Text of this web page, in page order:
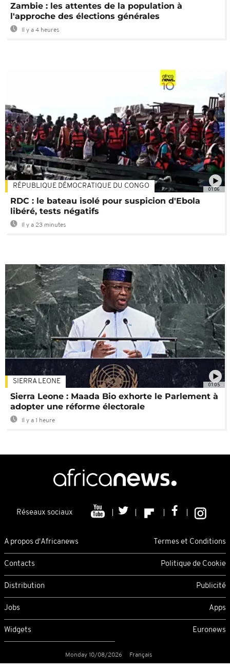
Zambie : les attentes de la population à
l'approche des élections générales
Il y a 4 heures
01:06
RÉPUBLIQUE DÉMOCRATIQUE DU CONGO
RDC : le bateau isolé pour suspicion d'Ebola
libéré, tests négatifs
Il y a 23 minutes
01:05
SIERRA LEONE
Sierra Leone : Maada Bio exhorte le Parlement à
adopter une réforme électorale
Il y a 1 heure
Réseaux sociaux
A propos d'Africanews Termes et Conditions
Contacts Politique de Cookie
Distribution Publicité
Jobs Apps
Widgets Euronews
Monday 10/08/2026